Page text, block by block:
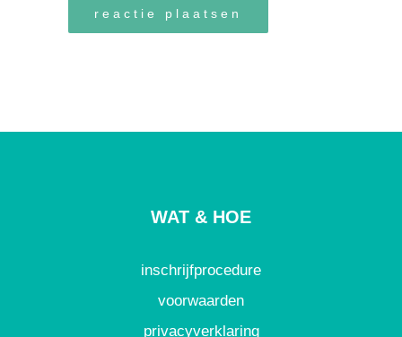
WAT & HOE
inschrijfprocedure
voorwaarden
privacyverklaring